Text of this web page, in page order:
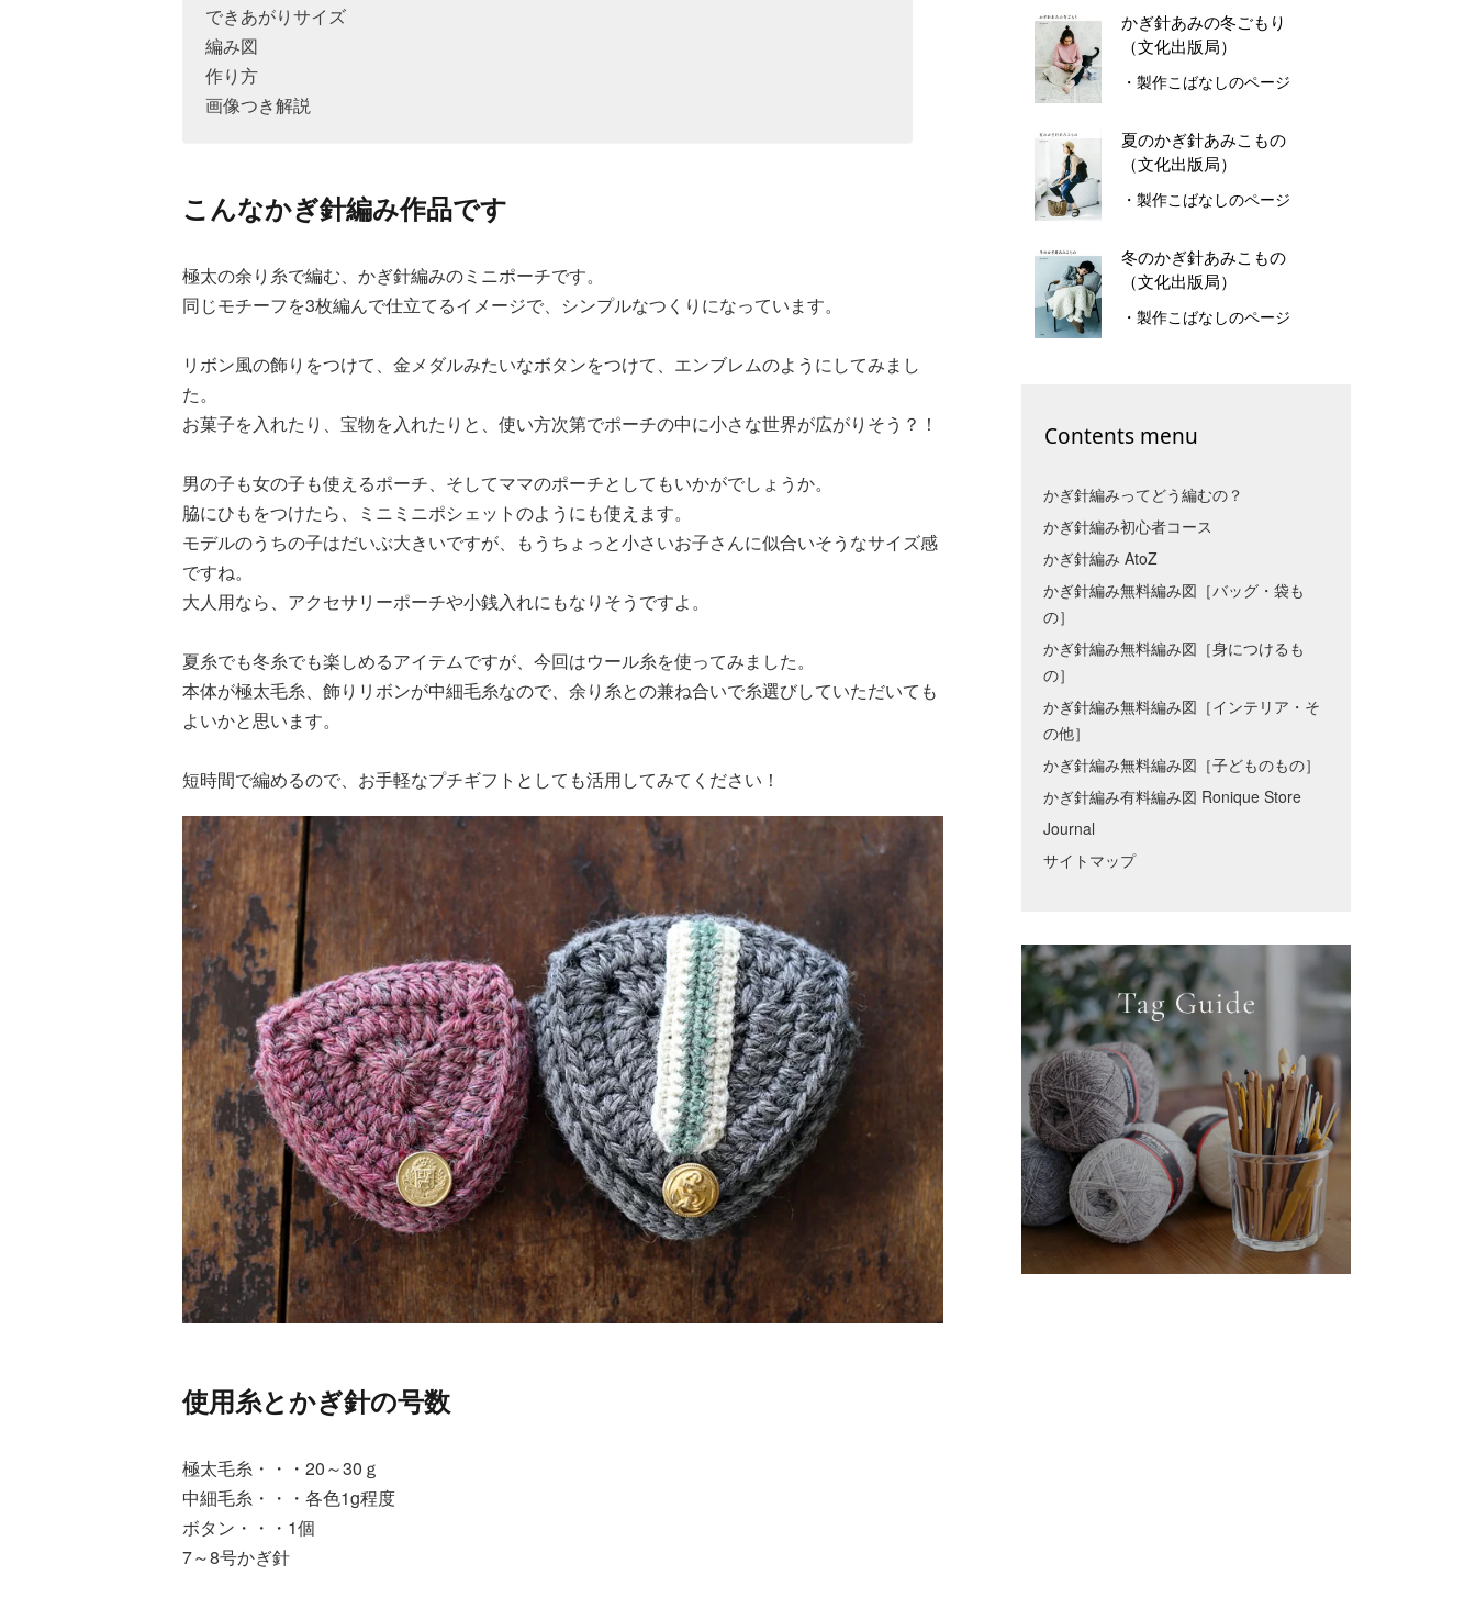
できあがりサイズ
編み図
作り方
画像つき解説
こんなかぎ針編み作品です
極太の余り糸で編む、かぎ針編みのミニポーチです。
同じモチーフを3枚編んで仕立てるイメージで、シンプルなつくりになっています。
リボン風の飾りをつけて、金メダルみたいなボタンをつけて、エンブレムのようにしてみまし
た。
お菓子を入れたり、宝物を入れたりと、使い方次第でポーチの中に小さな世界が広がりそう？！
男の子も女の子も使えるポーチ、そしてママのポーチとしてもいかがでしょうか。
脇にひもをつけたら、ミニミニポシェットのようにも使えます。
モデルのうちの子はだいぶ大きいですが、もうちょっと小さいお子さんに似合いそうなサイズ感
ですね。
大人用なら、アクセサリーポーチや小銭入れにもなりそうですよ。
夏糸でも冬糸でも楽しめるアイテムですが、今回はウール糸を使ってみました。
本体が極太毛糸、飾りリボンが中細毛糸なので、余り糸との兼ね合いで糸選びしていただいても
よいかと思います。
短時間で編めるので、お手軽なプチギフトとしても活用してみてください！
使用糸とかぎ針の号数
極太毛糸・・・20～30ｇ
中細毛糸・・・各色1g程度
ボタン・・・1個
7～8号かぎ針
かぎ針あみの冬ごもり
（文化出版局）
・製作こばなしのページ
夏のかぎ針あみこもの
（文化出版局）
・製作こばなしのページ
冬のかぎ針あみこもの
（文化出版局）
・製作こばなしのページ
Contents menu
かぎ針編みってどう編むの？
かぎ針編み初心者コース
かぎ針編み AtoZ
かぎ針編み無料編み図［バッグ・袋も
の］
かぎ針編み無料編み図［身につけるも
の］
かぎ針編み無料編み図［インテリア・そ
の他］
かぎ針編み無料編み図［子どものもの］
かぎ針編み有料編み図 Ronique Store
Journal
サイトマップ